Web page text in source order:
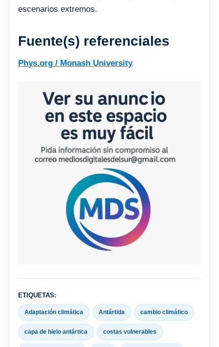
escenarios extremos.
Fuente(s) referenciales
Phys.org / Monash University
ETIQUETAS:
Adaptación climática Antártida cambio climático
capa de hielo antártica costas vulnerables